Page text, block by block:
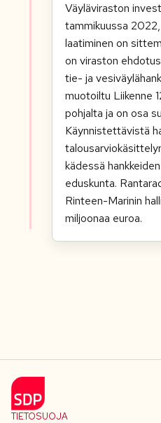
Väyläviraston
tammikuussa
laatiminen on
on viraston
tie- ja
muotoiltu Liikenne
pohjalta ja on osa
Käynnistettävistä
kädessä
eduskunta.
Rinteen-Marinin
miljoonaa euroa.
TIETOSUOJA